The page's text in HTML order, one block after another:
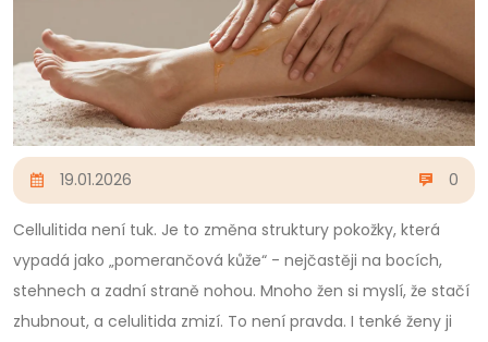
19.01.2026 0
Cellulitida není tuk. Je to změna struktury pokožky, která
vypadá jako „pomerančová kůže“ - nejčastěji na bocích,
stehnech a zadní straně nohou. Mnoho žen si myslí, že stačí
zhubnout, a celulitida zmizí. To není pravda. I tenké ženy ji